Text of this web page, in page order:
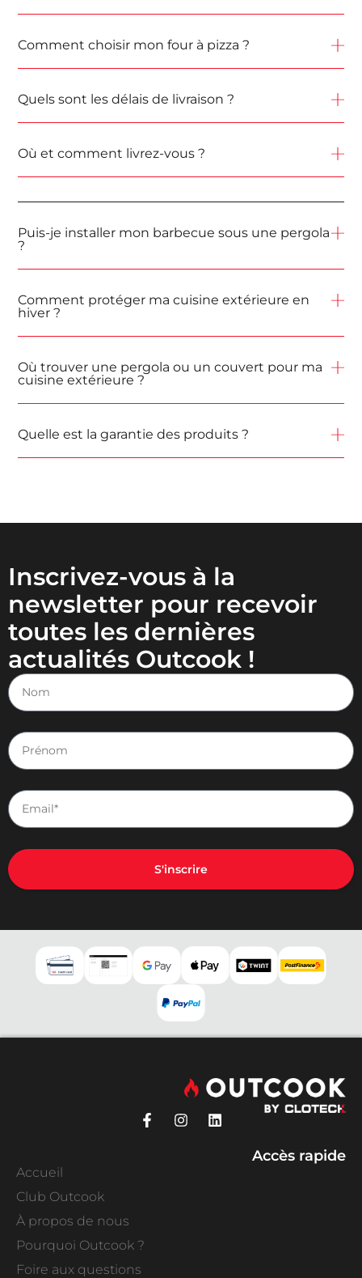
Comment choisir mon four à pizza ?
Quels sont les délais de livraison ?
Où et comment livrez-vous ?
Puis-je installer mon barbecue sous une pergola
?
Comment protéger ma cuisine extérieure en
hiver ?
Où trouver une pergola ou un couvert pour ma
cuisine extérieure ?
Quelle est la garantie des produits ?
Inscrivez-vous à la
newsletter pour recevoir
toutes les dernières
actualités Outcook !
S'inscrire
Accès rapide
Accueil
Club Outcook
À propos de nous
Pourquoi Outcook ?
Foire aux questions